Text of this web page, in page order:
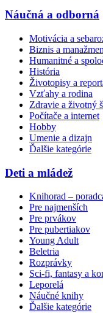
Náučná a odborná
Motivácia a
Biznis a
Humanitné a
História
Životopisy a
Vzťahy a rodina
Zdravie a životný
Počítače a internet
Hobby
Umenie a dizajn
Ďalšie kategórie
Deti a mládež
Knihorad –
Pre najmenších
Pre prvákov
Pre pubertiakov
Young Adult
Beletria
Rozprávky
Sci-fi, fantasy a
Leporelá
Náučné knihy
Ďalšie kategórie